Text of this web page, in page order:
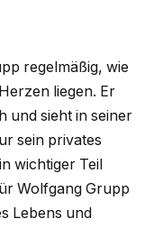
regelmäßig, wie
liegen. Er
und sieht in seiner
sein privates
wichtiger Teil
Wolfgang Grupp
Lebens und